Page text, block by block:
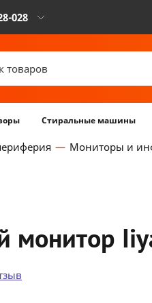
028
Стиральные машины
Мониторы и
монитор